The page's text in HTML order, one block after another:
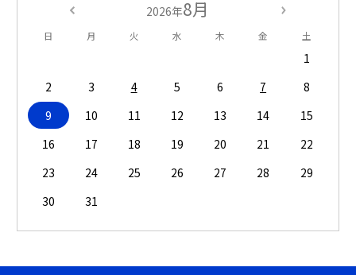
2026年8月
日 月 火 水 木 金 土
1
2
3 4 5 6 7
8
9
10 11 12 13 14
15
16
17 18 19 20 21
22
23
24 25 26 27 28
29
30
31